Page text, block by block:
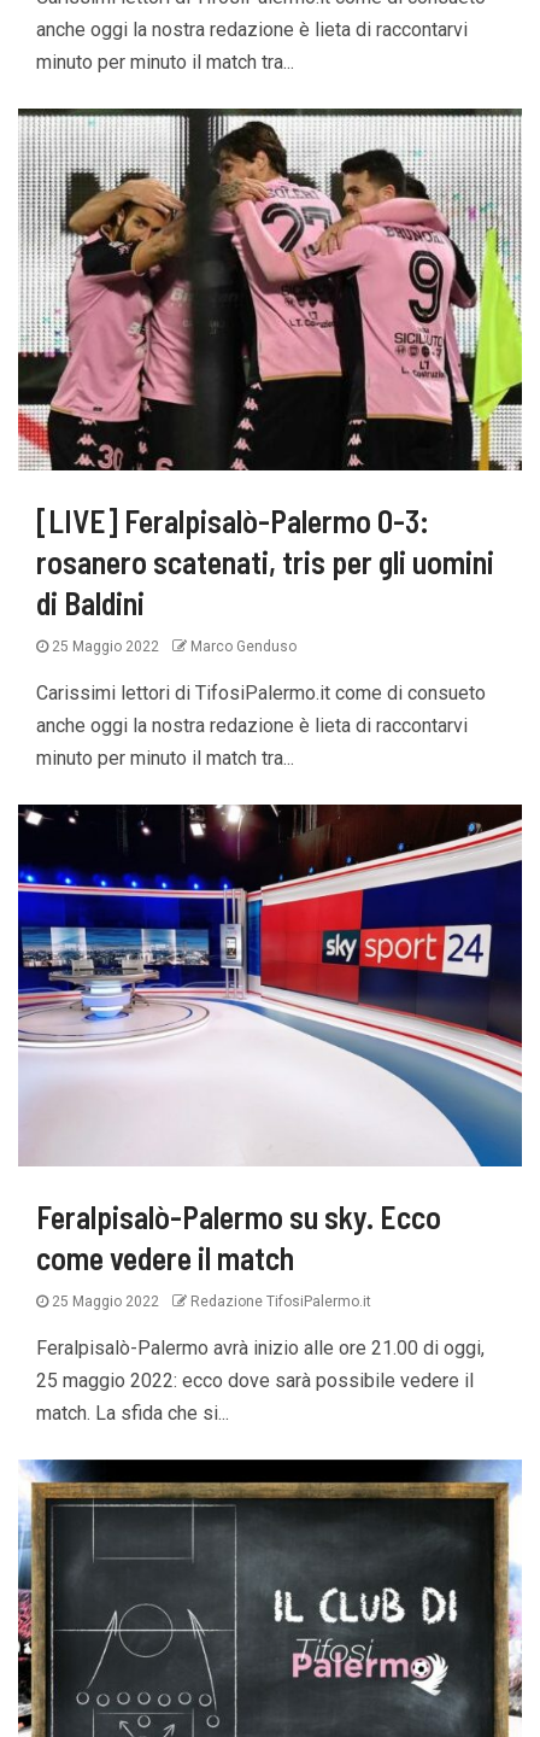
anche oggi la nostra redazione è lieta di raccontarvi
minuto per minuto il match tra...
[LIVE] Feralpisalò-Palermo 0-3:
rosanero scatenati, tris per gli uomini
di Baldini
25 Maggio 2022 Marco Genduso
Carissimi lettori di TifosiPalermo.it come di consueto
anche oggi la nostra redazione è lieta di raccontarvi
minuto per minuto il match tra...
Feralpisalò-Palermo su sky. Ecco
come vedere il match
25 Maggio 2022 Redazione TifosiPalermo.it
Feralpisalò-Palermo avrà inizio alle ore 21.00 di oggi,
25 maggio 2022: ecco dove sarà possibile vedere il
match. La sfida che si...